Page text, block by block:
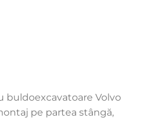
buldoexcavatoare Volvo
pe partea stângă,